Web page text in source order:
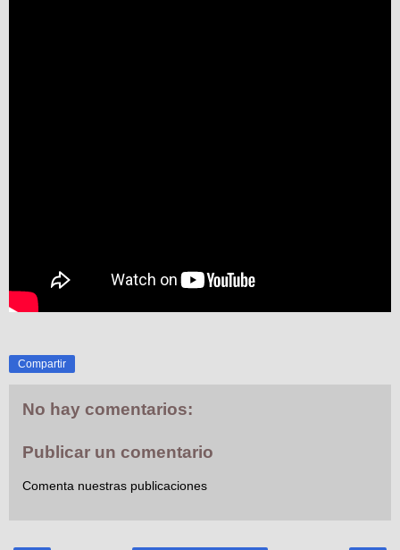
Compartir
No hay comentarios:
Publicar un comentario
Comenta nuestras publicaciones